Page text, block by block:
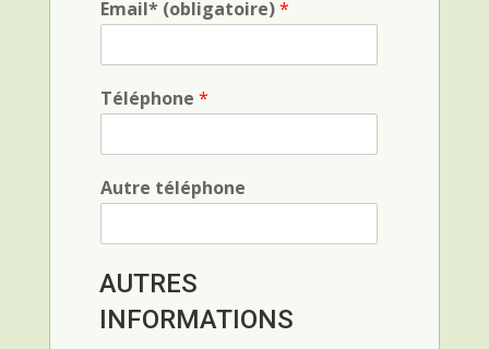
r
a
i
q
c
e
e
p
t
a
Email* (obligatoire)*
Téléphone *
Autre téléphone
AUTRES
INFORMATIONS